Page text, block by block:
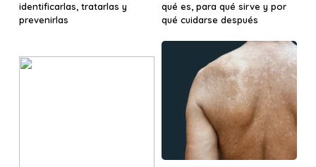
identificarlas, tratarlas y
prevenirlas
qué es, para qué sirve y por
qué cuidarse después